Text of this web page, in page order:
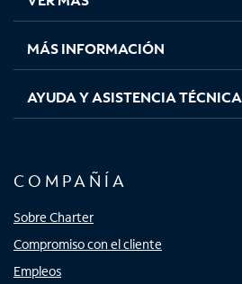
pestaña
nueva
pestaña
nueva
pestaña
nuevanueva
MÁS INFORMACIÓN
AYUDA Y ASISTENCIA TÉCNICA
COMPAÑÍA
Sobre Charter
Compromiso con el cliente
Empleos